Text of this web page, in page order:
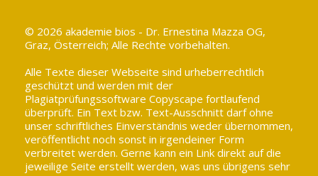
© 2026 akademie bios - Dr. Ernestina Mazza OG,
Graz, Österreich; Alle Rechte vorbehalten.
Alle Texte dieser Webseite sind urheberrechtlich
geschützt und werden mit der
Plagiatprüfungssoftware Copyscape fortlaufend
überprüft. Ein Text bzw. Text-Ausschnitt darf ohne
unser schriftliches Einverständnis weder übernommen,
veröffentlicht noch sonst in irgendeiner Form
verbreitet werden. Gerne kann ein Link direkt auf die
jeweilige Seite erstellt werden, was uns übrigens sehr